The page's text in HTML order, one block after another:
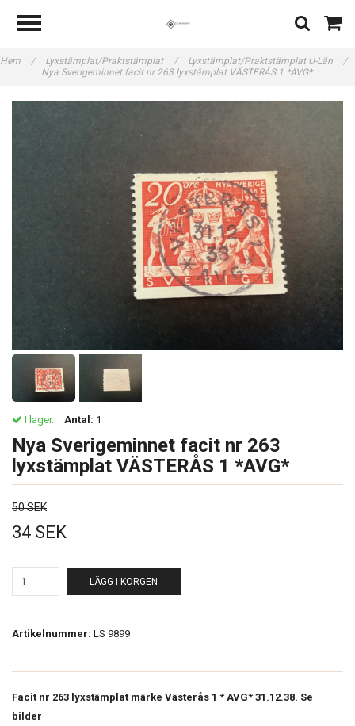
Hem / Lyxstämplat/Praktstämplat / Lyxstämplat/Praktstämplat U-Län
/
Nya Sverigeminnet facit nr 263 lyxstämplat VÄSTERÅS 1 *AVG*
I lager. Antal: 1
Nya Sverigeminnet facit nr 263
lyxstämplat VÄSTERÅS 1 *AVG*
50 SEK
34 SEK
LÄGG I KORGEN
Artikelnummer: LS 9899
Facit nr 263 lyxstämplat märke Västerås 1 * AVG* 31.12.38. Se
bilder